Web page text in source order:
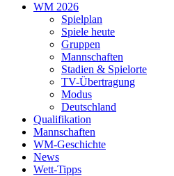
WM 2026
Spielplan
Spiele heute
Gruppen
Mannschaften
Stadien & Spielorte
TV-Übertragung
Modus
Deutschland
Qualifikation
Mannschaften
WM-Geschichte
News
Wett-Tipps